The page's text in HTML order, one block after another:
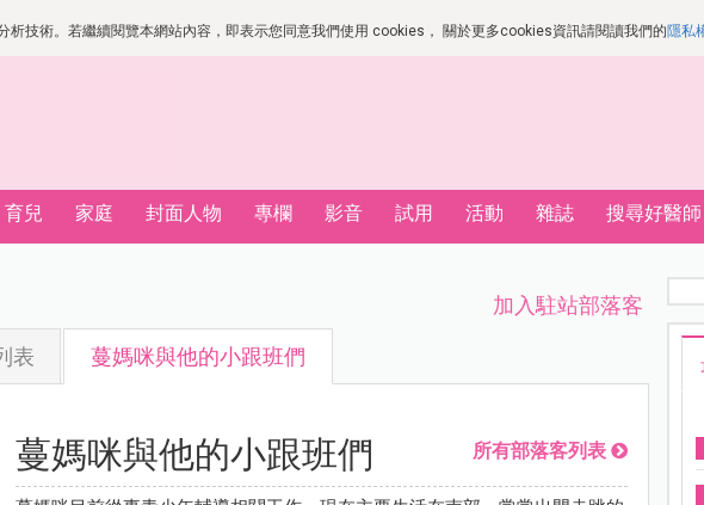
析技術。若繼續閱覽本網站內容，即表示您同意我們使用 cookies， 關於更多cookies資訊請閱讀我們的隱私
育兒 家庭 封面人物 專欄 影音 試用 活動 雜誌 搜尋好醫師
加入駐站部落客
表 蔓媽咪與他的小跟班們
蔓媽咪與他的小跟班們 所有部落客列表